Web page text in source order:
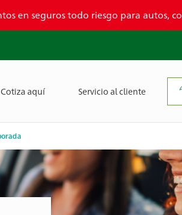
en seguros todo riesgo para autos,
Cotiza aquí Servicio al cliente